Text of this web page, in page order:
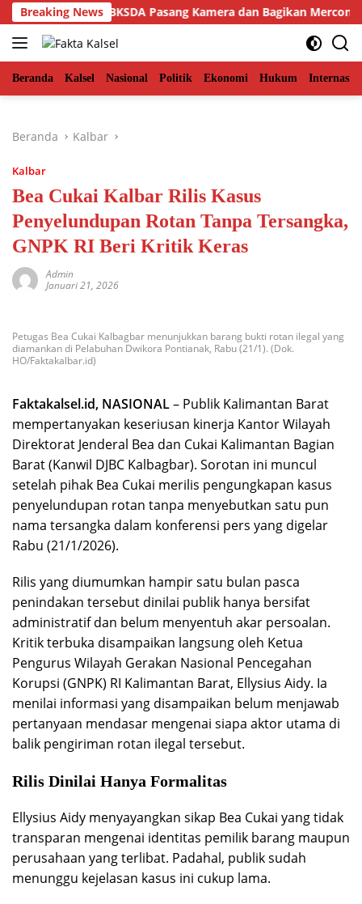
Langsung
ke
konten
Breaking News
Timur, BKSDA Pasang Kamera dan Bagikan Mercon
Beranda Kalsel Nasional Politik Ekonomi Hukum
Beranda Kalbar
Kalbar
Bea Cukai Kalbar Rilis Kasus
Penyelundupan Rotan Tanpa Tersangka,
GNPK RI Beri Kritik Keras
Admin
Januari 21, 2026
Petugas Bea Cukai Kalbagbar menunjukkan barang bukti rotan ilegal yang
diamankan di Pelabuhan Dwikora Pontianak, Rabu (21/1). (Dok.
HO/Faktakalbar.id)
Faktakalsel.id, NASIONAL– Publik Kalimantan Barat
mempertanyakan keseriusan kinerja Kantor Wilayah
Direktorat Jenderal Bea dan Cukai Kalimantan Bagian
Barat (Kanwil DJBC Kalbagbar). Sorotan ini muncul
setelah pihak Bea Cukai merilis pengungkapan kasus
penyelundupan rotan tanpa menyebutkan satu pun
nama tersangka dalam konferensi pers yang digelar
Rabu (21/1/2026).
Rilis yang diumumkan hampir satu bulan pasca
penindakan tersebut dinilai publik hanya bersifat
administratif dan belum menyentuh akar persoalan.
Kritik terbuka disampaikan langsung oleh Ketua
Pengurus Wilayah Gerakan Nasional Pencegahan
Korupsi (GNPK) RI Kalimantan Barat, Ellysius Aidy. Ia
menilai informasi yang disampaikan belum menjawab
pertanyaan mendasar mengenai siapa aktor utama di
balik pengiriman rotan ilegal tersebut.
Rilis Dinilai Hanya Formalitas
Ellysius Aidy menyayangkan sikap Bea Cukai yang tidak
transparan mengenai identitas pemilik barang maupun
perusahaan yang terlibat. Padahal, publik sudah
menunggu kejelasan kasus ini cukup lama.